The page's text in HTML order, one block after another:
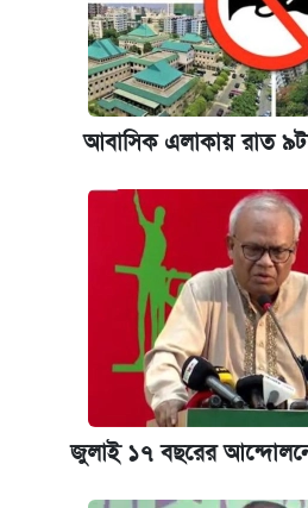
আবাসিক এলাকায় রাত ৯টা
জুলাই ১৭ বছরের